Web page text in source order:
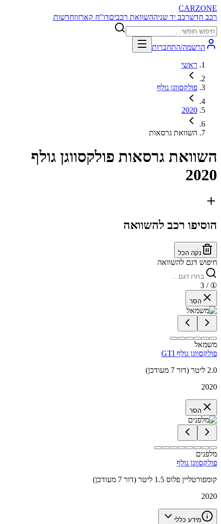
CARZONE
רכב חדשרכב יד שניההשוואת רכביםדו"ח קארזוןחדשות
הרשמה/התחברות
ראשי
פולקסווגן גולף
2020
השוואת גרסאות
השוואת גרסאות פולקסווגן גולף
2020
הוסיפו רכב להשוואה
נקה הכל
חיפוש דגם להשוואה
①
/ 3
הסר
משמאל
פולקסווגן גולף GTI
2.0 ליטר (דור 7 מעודכן)
2020
הסר
מלפנים
פולקסווגן גולף
קומפורטליין פלוס 1.5 ליטר (דור 7 מעודכן)
2020
מידע כללי